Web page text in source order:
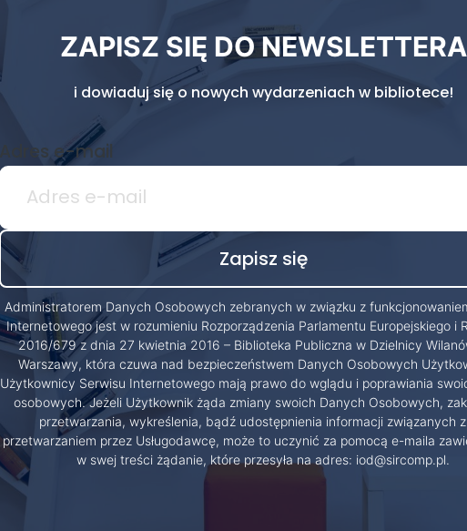
ZAPISZ SIĘ DO NEWSLETTERA
i dowiaduj się o nowych wydarzeniach w bibliotece!
Adres e-mail
Administratorem Danych Osobowych zebranych w związku z
Internetowego jest w rozumieniu Rozporządzenia Parlamentu Europejskiego i
2016/679 z dnia 27 kwietnia 2016 – Biblioteka Publiczna w Dzielnicy
Warszawy, która czuwa nad bezpieczeństwem Danych Osobowych
Użytkownicy Serwisu Internetowego mają prawo do wglądu i poprawiania
osobowych. Jeżeli Użytkownik żąda zmiany swoich Danych Osobowych,
przetwarzania, wykreślenia, bądź udostępnienia informacji związanych
przetwarzaniem przez Usługodawcę, może to uczynić za pomocą e-maila
w swej treści żądanie, które przesyła na adres: iod@sircomp.pl.